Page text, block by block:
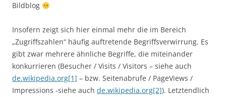
Bildblog
Insofern zeigt sich hier einmal mehr die im Bereich
„Zugriffszahlen“ häufig auftretende Begriffsverwirrung. Es
gibt zwar mehrere ähnliche Begriffe, die miteinander
konkurrieren (Besucher / Visits / Visitors – siehe auch
de.wikipedia.org[1] – bzw. Seitenabrufe / PageViews /
Impressions -siehe auch de.wikipedia.org[2]). Letztendlich